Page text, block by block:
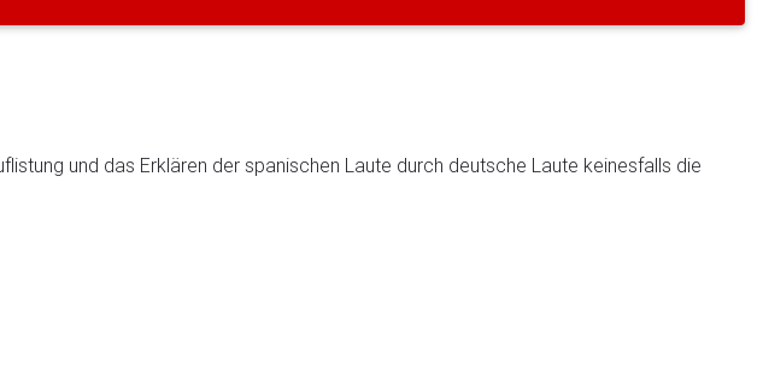
und das Erklären der spanischen Laute durch deutsche Laute keinesfalls die